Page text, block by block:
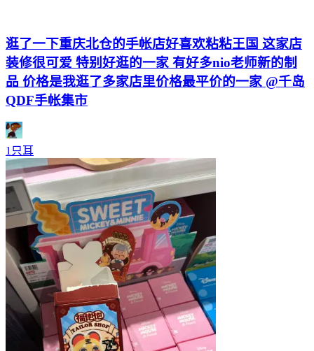
逛了一下重庆北仓的手帐店好喜欢粘粘王国 这家店
装修很可爱 特别好逛的一家 有好多nio老师新的制
品 价格是我逛了多家店里价格最平价的一家 @千岛
QDF手帐集市
1只耳